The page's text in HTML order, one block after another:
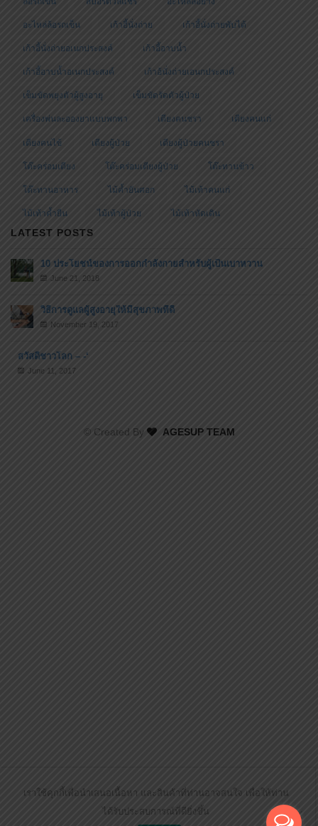
อะไหล่ล้อรถเข็น เก้าอี้นั่งถ่าย เก้าอี้นั่งถ่ายพับได้
เก้าอี้นั่งถ่ายอเนกประสงค์ เก้าอี้อาบน้ำ
เก้าอี้อาบน้ำอเนกประสงค์ เก้าอ้นั่งถ่ายเอนกประสงค์
เข็มขัดพยุงตัวผู้สูงอายุ เข็มขัดรัดตัวผู้ป่วย
เครื่องพ่นละอองยาแบบพกพา เตียงคนชรา เตียงคนแก่
เตียงคนไข้ เตียงผู้ป่วย เตียงผู้ป่วยคนชรา
โต๊ะคร่อมเตียง โต๊ะคร่อมเตียงผู้ป่วย โต๊ะทานข้าว
โต๊ะทานอาหาร ไม้ค้ำยันศอก ไม้เท้าคนแก่
ไม้เท้าค้ำยืน ไม้เท้าผู้ป่วย ไม้เท้าหัดเดิน
LATEST POSTS
10 ประโยชน์ของการออกกำลังกายสำหรับผู้เป็นเบาหวาน
June 21, 2018
วิธีการดูแลผู้สูงอายุให้มีสุขภาพที่ดี
November 19, 2017
สวัสดีชาวโลก – -‘
June 11, 2017
© Created By AGESUP TEAM
เราใช้คุกกี้เพื่อนำเสนอเนื้อหา และสินค้าที่ท่านอาจสนใจ เพื่อให้ท่าน
ได้รับประสบการณ์ที่ดียิ่งขึ้น